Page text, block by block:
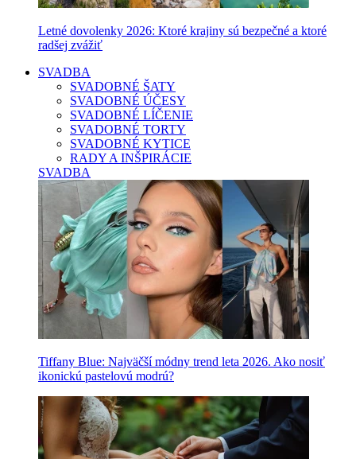
Letné dovolenky 2026: Ktoré krajiny sú bezpečné a ktoré
radšej zvážiť
SVADBA
SVADOBNÉ ŠATY
SVADOBNÉ ÚČESY
SVADOBNÉ LÍČENIE
SVADOBNÉ TORTY
SVADOBNÉ KYTICE
RADY A INŠPIRÁCIE
SVADBA
Tiffany Blue: Najväčší módny trend leta 2026. Ako nosiť
ikonickú pastelovú modrú?